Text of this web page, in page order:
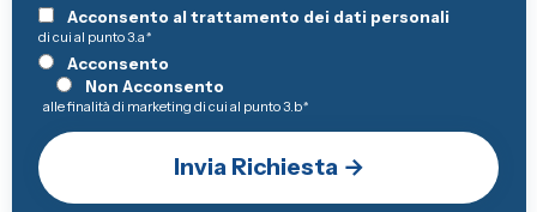
Acconsento al trattamento dei dati personali
di cui al punto 3.a*
Acconsento
Non Acconsento
alle finalità di marketing di cui al punto 3.b*